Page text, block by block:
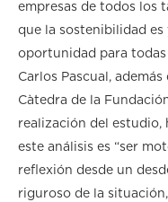
empresas de todos los
que la sostenibilidad
oportunidad para todas
Carlos Pascual,
Càtedra de la
realización del estudio,
este análisis es “ser
reflexión desde un
riguroso de la